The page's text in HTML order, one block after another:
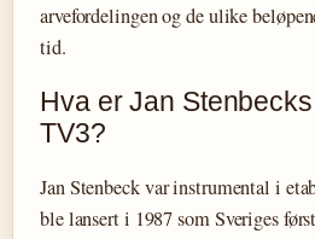
arvefordelingen og de ulike
tid.
Hva er Jan
TV3?
Jan Stenbeck var instrumental i
ble lansert i 1987 som Sveriges